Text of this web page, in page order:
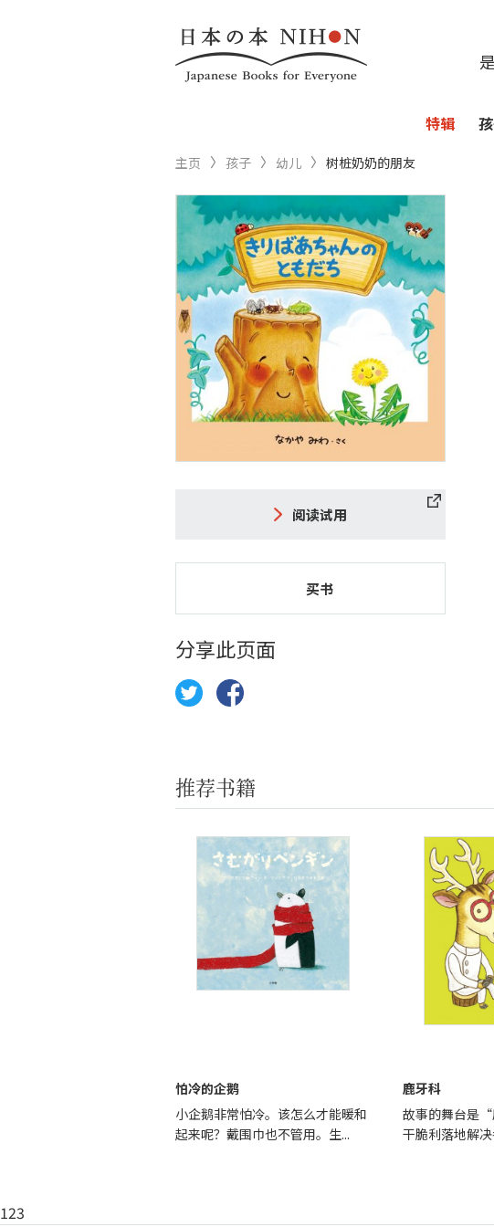
特辑
主页 孩子 幼儿 树桩奶奶的朋友
阅读试用
买书
分享此页面
推荐书籍
怕冷的企鹅
小企鹅非常怕冷。该怎么才能暖和
起来呢？戴围巾也不管用。生...
鹿牙科
故事的舞台是
干脆利落地解
123